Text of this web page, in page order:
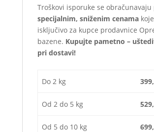
Troškovi isporuke se obračunavaju
specijalnim, sniženim cenama
isključivo za kupce prodavnice
bazene. Kupujte pametno –
pri dostavi!
Do 2 kg
Od 2 do 5 kg
Od 5 do 10 kg